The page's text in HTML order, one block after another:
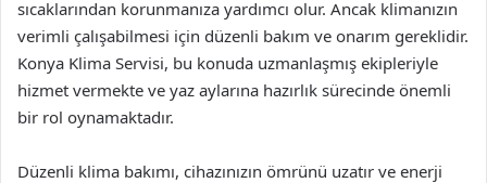
sıcaklarından korunmanıza yardımcı olur. Ancak klimanızın
verimli çalışabilmesi için düzenli bakım ve onarım gereklidir.
Konya Klima Servisi, bu konuda uzmanlaşmış ekipleriyle
hizmet vermekte ve yaz aylarına hazırlık sürecinde önemli
bir rol oynamaktadır.
Düzenli klima bakımı, cihazınızın ömrünü uzatır ve enerji